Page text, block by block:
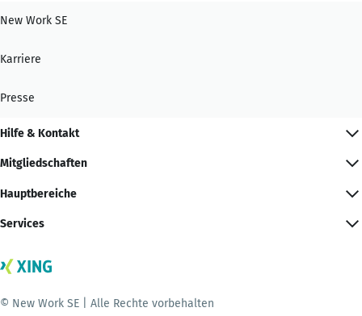
New Work SE
Karriere
Presse
Hilfe & Kontakt
Mitgliedschaften
Hauptbereiche
Services
© New Work SE | Alle Rechte vorbehalten